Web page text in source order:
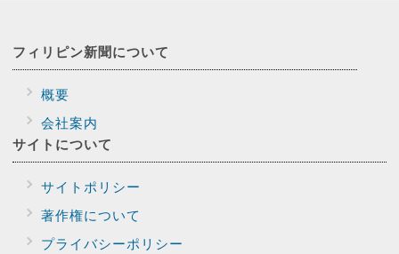
フィリピン新聞について
概要
会社案内
サイトについて
サイトポリシー
著作権について
プライバシーポリシー